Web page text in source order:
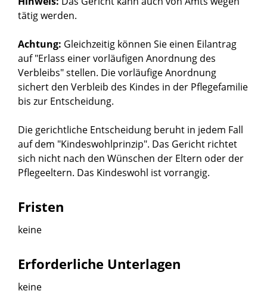
tätig werden.
Achtung: Gleichzeitig können Sie einen Eilantrag
auf "Erlass einer vorläufigen Anordnung des
Verbleibs" stellen. Die vorläufige Anordnung
sichert den Verbleib des Kindes in der Pflegefamilie
bis zur Entscheidung.
Die gerichtliche Entscheidung beruht in jedem Fall
auf dem "Kindeswohlprinzip". Das Gericht richtet
sich nicht nach den Wünschen der Eltern oder der
Pflegeeltern. Das Kindeswohl ist vorrangig.
Fristen
keine
Erforderliche Unterlagen
keine